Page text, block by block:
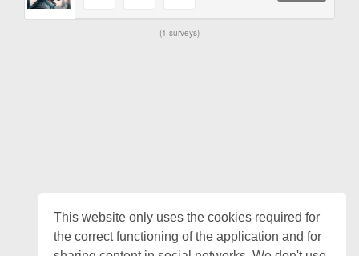
This website only uses the cookies required for
the correct functioning of the application and for
1 surveys